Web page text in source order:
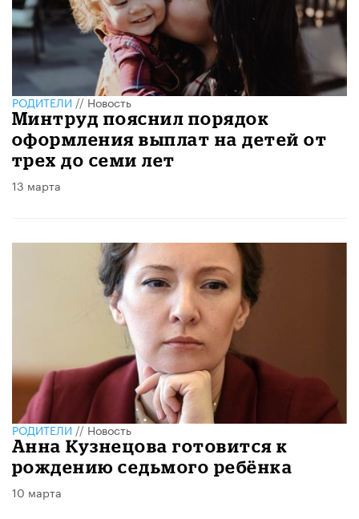
РОДИТЕЛИ//Новость
Минтруд пояснил порядок
оформления выплат на детей от
трех до семи лет
13 марта
РОДИТЕЛИ//Новость
Анна Кузнецова готовится к
рождению седьмого ребёнка
10 марта